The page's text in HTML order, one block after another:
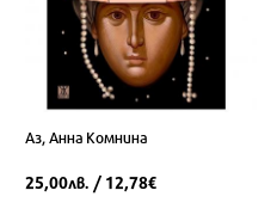
Аз, Анна Комнина
25,00лв. / 12,78€